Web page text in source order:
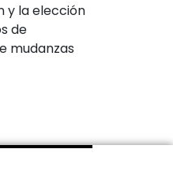
y la elección
de
mudanzas